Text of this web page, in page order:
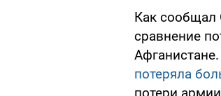
Как сообщал
сравнение
потеряла